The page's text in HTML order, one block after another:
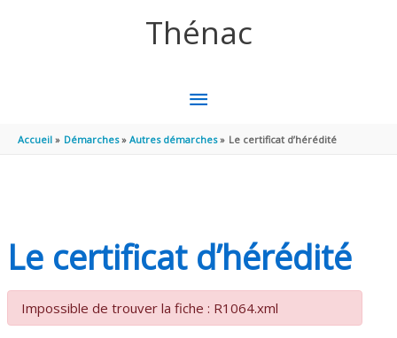
Thénac
MENU
PRINCIPAL
Accueil Démarches Autres démarches Le certificat d’hérédité
Le certificat d’hérédité
Impossible de trouver la fiche : R1064.xml